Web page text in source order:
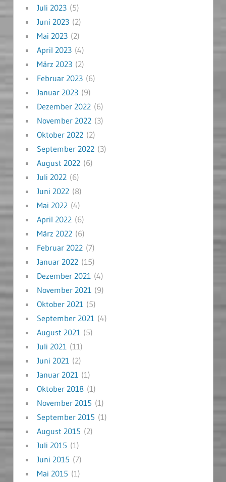
Juli 2023(5)
Juni 2023(2)
Mai 2023(2)
April 2023(4)
März 2023(2)
Februar 2023(6)
Januar 2023(9)
Dezember 2022(6)
November 2022(3)
Oktober 2022(2)
September 2022(3)
August 2022(6)
Juli 2022(6)
Juni 2022(8)
Mai 2022(4)
April 2022(6)
März 2022(6)
Februar 2022(7)
Januar 2022(15)
Dezember 2021(4)
November 2021(9)
Oktober 2021(5)
September 2021(4)
August 2021(5)
Juli 2021(11)
Juni 2021(2)
Januar 2021(1)
Oktober 2018(1)
November 2015 (1)
September 2015 (1)
August 2015 (2)
Juli 2015 (1)
Juni 2015 (7)
Mai 2015 (1)